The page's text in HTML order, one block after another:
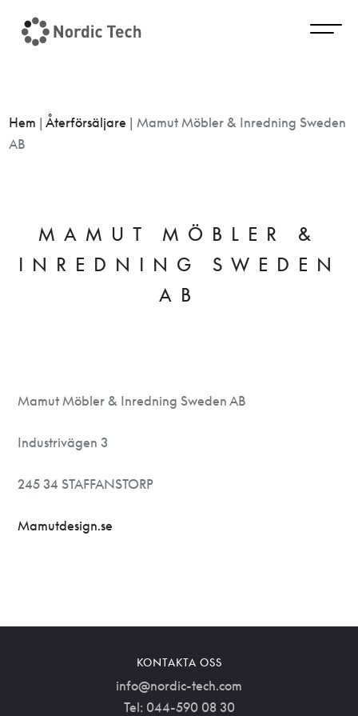
Hem |Återförsäljare |Mamut Möbler & Inredning Sweden
AB
MAMUT MÖBLER &
INREDNING SWEDEN
AB
Mamut Möbler & Inredning Sweden AB
Industrivägen 3
245 34 STAFFANSTORP
Mamutdesign.se
KONTAKTA OSS
info@nordic-tech.com
Tel: 044-590 08 30